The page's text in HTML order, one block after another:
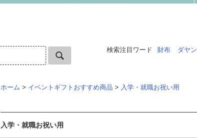
検索注目ワード 財布 ダヤン
ホーム > イベントギフトおすすめ商品 > 入学・就職お祝い用
入学・就職お祝い用